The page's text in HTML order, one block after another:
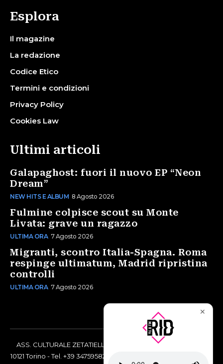
Esplora
Il magazine
La redazione
Codice Etico
Termini e condizioni
Privacy Policy
Cookies Law
Ultimi articoli
Galapaghost: fuori il nuovo EP “Neon
Dream”
NEW HITS E ALBUM 8 Agosto 2026
Fulmine colpisce scout su Monte
Livata: grave un ragazzo
ULTIMA ORA 7 Agosto 2026
Migranti, scontro Italia-Spagna. Roma
respinge ultimatum, Madrid ripristina
controlli
ULTIMA ORA 7 Agosto 2026
ASS. CULTURALE ZETATIELLE OFF via Vittorio Amedeo II, 21 -
10121 Torino - Tel. +39 3475958238 - Codice Fiscale 97883690014
✕